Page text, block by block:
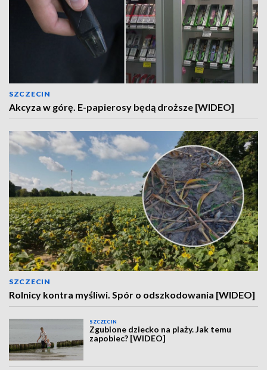
SZCZECIN
Akcyza w górę. E-papierosy będą droższe [WIDEO]
SZCZECIN
Rolnicy kontra myśliwi. Spór o odszkodowania [WIDEO]
SZCZECIN
Zgubione dziecko na plaży. Jak temu
zapobiec? [WIDEO]